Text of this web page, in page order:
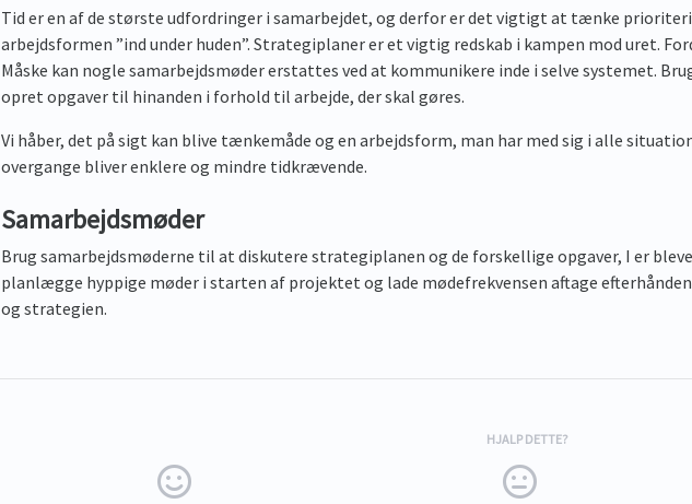
Tid er en af de største udfordringer i samarbejdet, og derfor er det vigtigt at tænke
arbejdsformen ”ind under huden”. Strategiplaner er et vigtig redskab i kampen mod uret.
Måske kan nogle samarbejdsmøder erstattes ved at kommunikere inde i selve systemet.
opret opgaver til hinanden i forhold til arbejde, der skal gøres.
Vi håber, det på sigt kan blive tænkemåde og en arbejdsform, man har med sig i alle
overgange bliver enklere og mindre tidkrævende.
Samarbejdsmøder
Brug samarbejdsmøderne til at diskutere strategiplanen og de forskellige opgaver, I er
planlægge hyppige møder i starten af projektet og lade mødefrekvensen aftage
og strategien.
HJALP DETTE?